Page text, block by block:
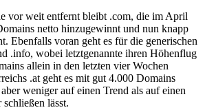
vor weit entfernt bleibt .com, die im April
netto hinzugewinnt und nun knapp
Ebenfalls voran geht es für die generischen
.info, wobei letztgenannte ihren Höhenflug
allein in den letzten vier Wochen
.at geht es mit gut 4.000 Domains
weniger auf einen Trend als auf einen
schließen lässt.